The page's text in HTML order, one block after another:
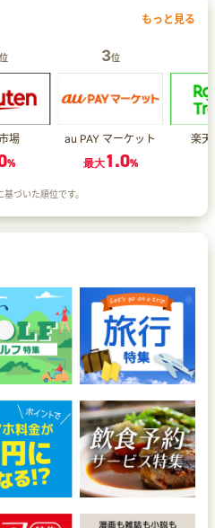
もっと見る
位
場
%
3位
au PAY マーケット
最大1.0%
楽天
づいた順位です。